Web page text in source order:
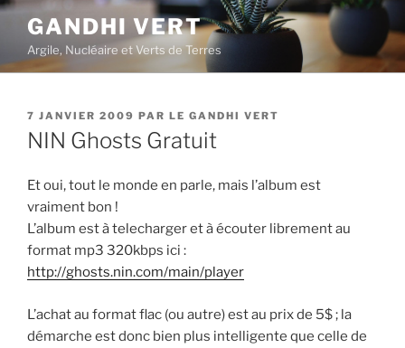
Aller
contenu
principal
GANDHI VERT
Argile, Nucléaire et Verts de Terres
PUBLIÉ
LE
7 JANVIER 2009 PAR LE GANDHI VERT
NIN Ghosts Gratuit
Et oui, tout le monde en parle, mais l’album est
vraiment bon !
L’album est à telecharger et à écouter librement au
format mp3 320kbps ici :
http://ghosts.nin.com/main/player
L’achat au format flac (ou autre) est au prix de 5$ ; la
démarche est donc bien plus intelligente que celle de